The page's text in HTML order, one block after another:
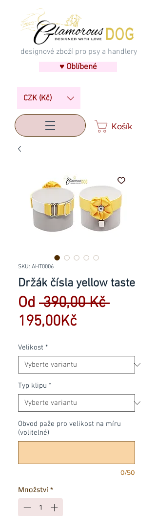
designové zboží pro psy a handlery
♥ Oblíbené
CZK (Kč)
Košík
SKU: AHT0006
Držák čísla yellow taste
Od 390,00 Kč Běžná
195,00KčZvýhodněná
Velikost *
Typ klipu *
Obvod paže pro velikost na míru
(volitelné)
0/50
Množství *